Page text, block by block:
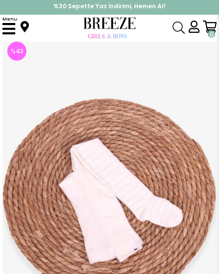
%30 Sepette Yaz İndirimi, Hemen Al!
İndirimlere ek %10 İndirimi Kap, Hemen Üye Ol!
0
Menu
Anasayfa Çorap Kız Çocuk Külotlu Çorap Krem (0-6 Ay)
%43